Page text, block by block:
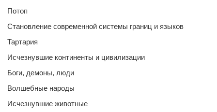
Потоп
Становление современной системы границ и языков
Тартария
Исчезнувшие континенты и цивилизации
Боги, демоны, люди
Волшебные народы
Исчезнувшие животные